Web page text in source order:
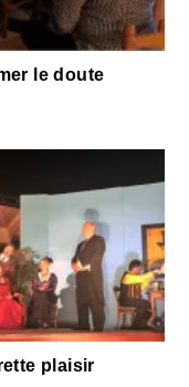
le doute
plaisir